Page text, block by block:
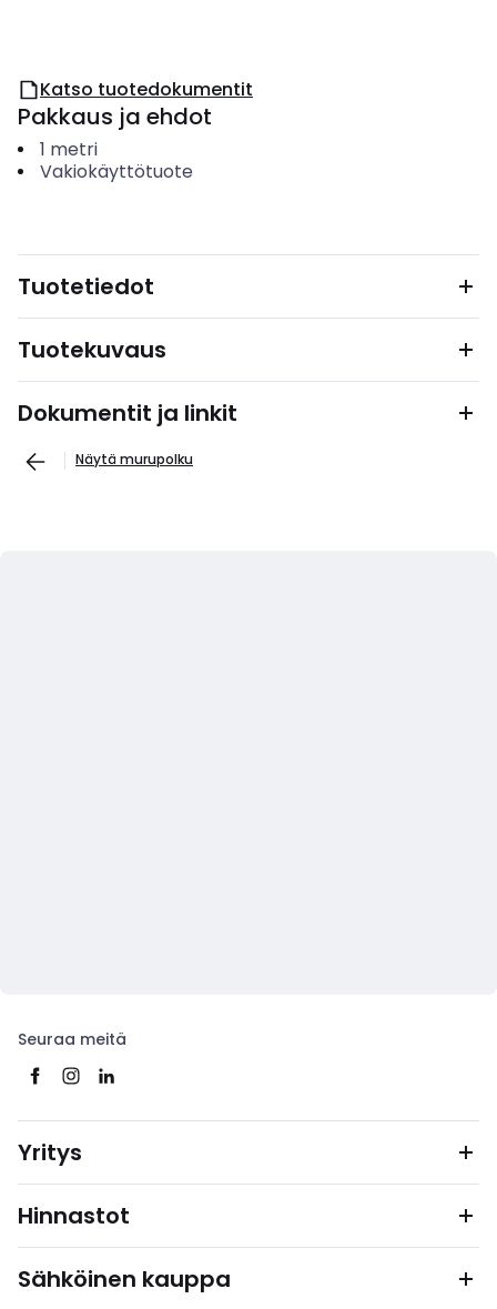
Katso tuotedokumentit
Pakkaus ja ehdot
1 metri
Vakiokäyttötuote
Tuotetiedot
Tuotekuvaus
Dokumentit ja linkit
Näytä murupolku
Seuraa meitä
Yritys
Hinnastot
Sähköinen kauppa